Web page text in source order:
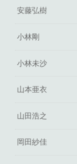
安藤弘樹
小林剛
小林未沙
山本亜衣
山田浩之
岡田紗佳